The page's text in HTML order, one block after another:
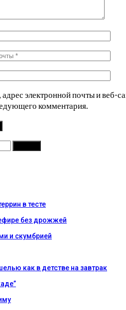
электронной почты и веб-
комментария.
в тесте
без дрожжей
и скумбрией
как в детстве на завтрак